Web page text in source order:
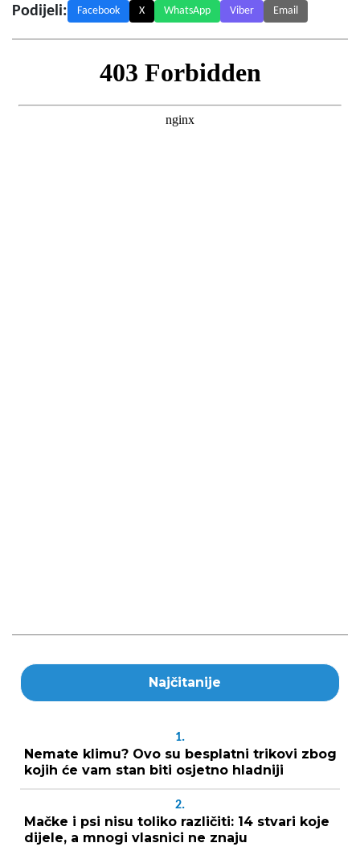
Podijeli: Facebook X WhatsApp Viber Email
Najčitanije
1.
Nemate klimu? Ovo su besplatni trikovi zbog
kojih će vam stan biti osjetno hladniji
2.
Mačke i psi nisu toliko različiti: 14 stvari koje
dijele, a mnogi vlasnici ne znaju